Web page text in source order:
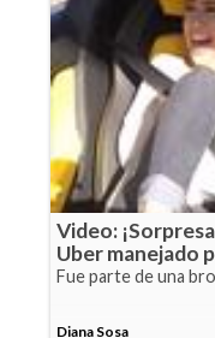
Video:
Uber manejado
Fue parte de una
Diana Sosa